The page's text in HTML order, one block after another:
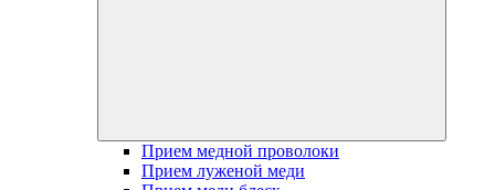
Прием медной проволоки
Прием луженой меди